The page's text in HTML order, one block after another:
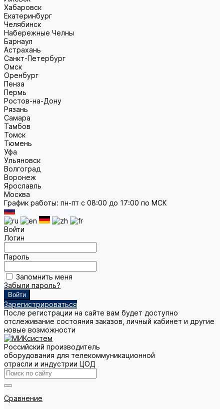
Хабаровск
Екатеринбург
Челябинск
Набережные Челны
Барнаул
Астрахань
Санкт-Петербург
Омск
Оренбург
Пенза
Пермь
Ростов-на-Дону
Рязань
Самара
Тамбов
Томск
Тюмень
Уфа
Ульяновск
Волгоград
Воронеж
Ярославль
Москва
График работы: пн-пт с 08:00 до 17:00 по МСК
Войти
Логин
Пароль
Запомнить меня
Забыли пароль?
Зарегистрироваться
После регистрации на сайте вам будет доступно
отслеживание состояния заказов, личный кабинет и другие
новые возможности
Российский производитель
оборудования для телекоммуникационной
отрасли и индустрии ЦОД
Сравнение